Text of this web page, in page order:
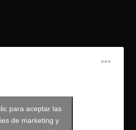
para aceptar las
de marketing y